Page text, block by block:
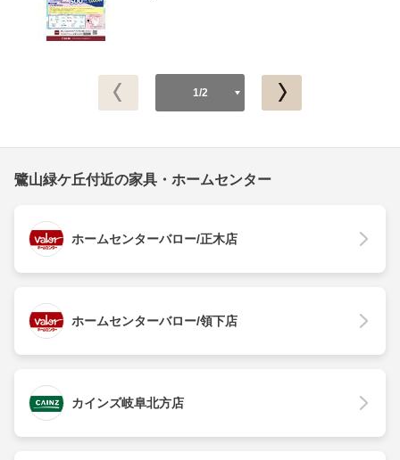
1/2
鷺山緑ケ丘付近の家具・ホームセンター
ホームセンターバロー/正木店
ホームセンターバロー/領下店
カインズ岐阜北方店